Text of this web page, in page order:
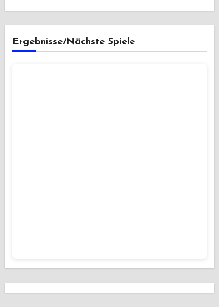
Ergebnisse/Nächste Spiele